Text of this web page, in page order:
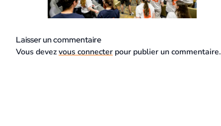
Laisser un commentaire
Vous devezvous connecter pour publier un commentaire.